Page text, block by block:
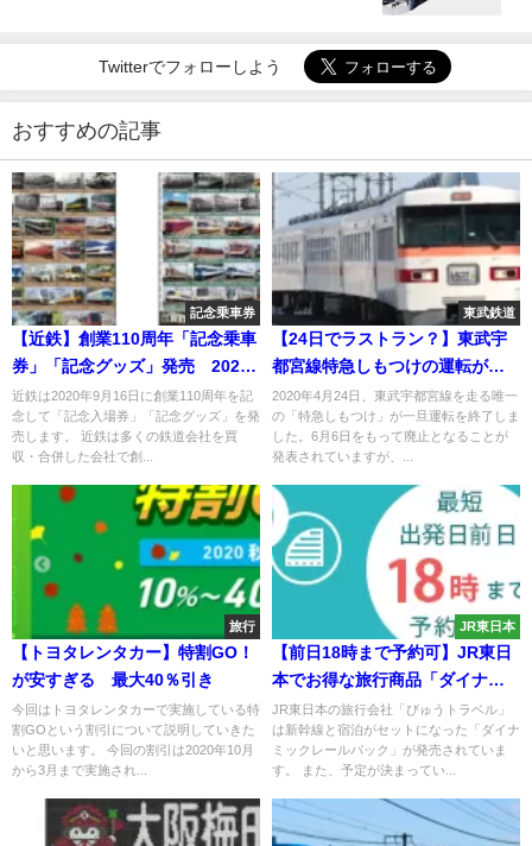
Twitterでフォローしよう
おすすめの記事
記念乗車券
【近鉄】創業110周年「記念乗車
券」「記念グッズ」発売 2020
年9月16日が記念日 東海・関西
版発売
近鉄は2020年9月16日に創業110周年を記
念して「記念入場券」「記念グッズ」を発
売します。 近鉄は多くの鉄道会社を買
収・合併した会社で創...
東武鉄道
【24日でラストラン？】東武宇
都宮線特急しもつけの運転が一
旦終了 宇都宮市は首都圏で唯
一在来線特急が走らない県庁所
在地に
2020年4月24日、東武宇都宮線を走る唯一
の「特急しもつけ」が一旦運転を終了しま
した。6月6日をもって廃止となることが
発表されていますが、...
旅行
【トヨタレンタカー】特割GO！
が安すぎる 最大40％引き
今回はトヨタレンタカーで実施している特
割GOという割引について説明していきた
いと思います。 今回の割引は2020年10月
から3月まで実施され...
JR東日本
【前日18時まで予約可】JR東日
本でお得な旅行商品「ダイナミ
ックレールパック」発売
JR東日本の旅行会社「びゅうトラベル」
は新幹線と宿泊がセットになった「ダイナ
ミックレールパック」が発売されていま
す。 また、予定が決まってい...